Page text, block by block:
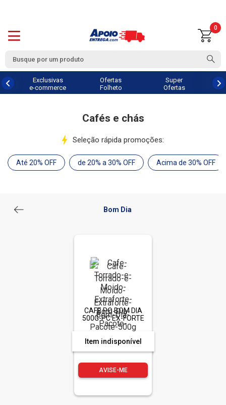
0
Exclusivas
e-commerce
Ofertas
Folheto
Super
Ofertas
Cafés e chás
Seleção rápida promoções:
Até 20% OFF de 20% a 30% OFF Acima de 30% OFF
Bom Dia
CAFE PO BOM DIA
500G-PC EX-FORTE
Item indisponível
AVISE-ME